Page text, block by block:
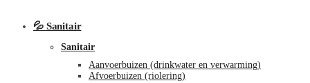
💦 Sanitair
Sanitair
Aanvoerbuizen (drinkwater en verwarming)
Afvoerbuizen (riolering)